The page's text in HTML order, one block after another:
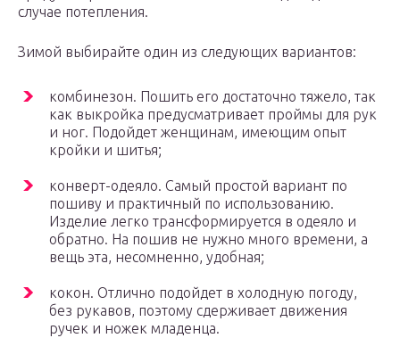
случае потепления.
Зимой выбирайте один из следующих вариантов:
комбинезон. Пошить его достаточно тяжело, так
как выкройка предусматривает проймы для рук
и ног. Подойдет женщинам, имеющим опыт
кройки и шитья;
конверт-одеяло. Самый простой вариант по
пошиву и практичный по использованию.
Изделие легко трансформируется в одеяло и
обратно. На пошив не нужно много времени, а
вещь эта, несомненно, удобная;
кокон. Отлично подойдет в холодную погоду,
без рукавов, поэтому сдерживает движения
ручек и ножек младенца.